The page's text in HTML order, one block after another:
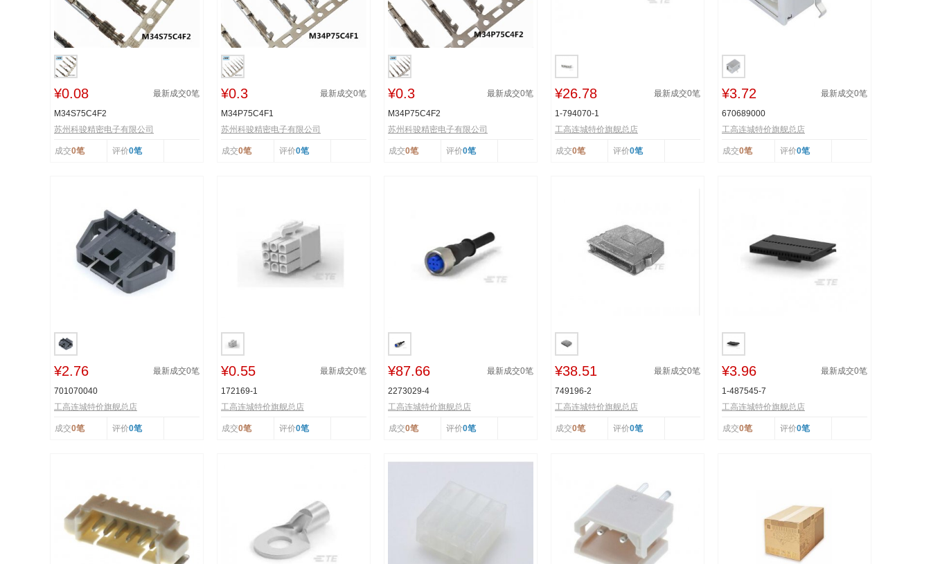
¥0.08 最新成交0笔
M34S75C4F2
苏州科骏精密电子有限公司
成交0笔 评价0笔
¥0.3 最新成交0笔
M34P75C4F1
苏州科骏精密电子有限公司
成交0笔 评价0笔
¥0.3 最新成交0笔
M34P75C4F2
苏州科骏精密电子有限公司
成交0笔 评价0笔
¥26.78 最新成交0笔
1-794070-1
工高连城特价旗舰总店
成交0笔 评价0笔
¥3.72 最新成交0笔
670689000
工高连城特价旗舰总店
成交0笔 评价0笔
¥2.76 最新成交0笔
701070040
工高连城特价旗舰总店
成交0笔 评价0笔
¥0.55 最新成交0笔
172169-1
工高连城特价旗舰总店
成交0笔 评价0笔
¥87.66 最新成交0笔
2273029-4
工高连城特价旗舰总店
成交0笔 评价0笔
¥38.51 最新成交0笔
749196-2
工高连城特价旗舰总店
成交0笔 评价0笔
¥3.96 最新成交0笔
1-487545-7
工高连城特价旗舰总店
成交0笔 评价0笔